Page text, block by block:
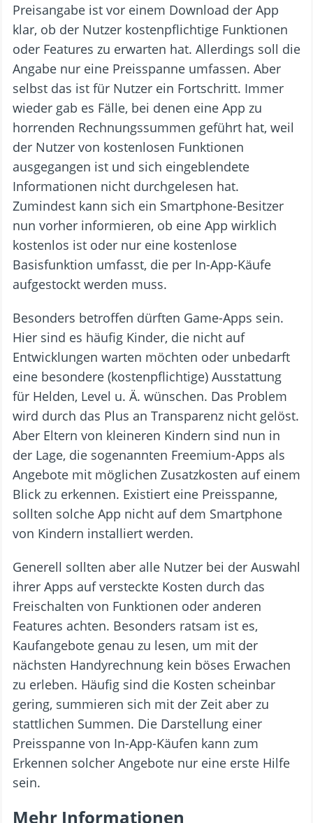
Preisangabe ist vor einem Download der App
klar, ob der Nutzer kostenpflichtige Funktionen
oder Features zu erwarten hat. Allerdings soll die
Angabe nur eine Preisspanne umfassen. Aber
selbst das ist für Nutzer ein Fortschritt. Immer
wieder gab es Fälle, bei denen eine App zu
horrenden Rechnungssummen geführt hat, weil
der Nutzer von kostenlosen Funktionen
ausgegangen ist und sich eingeblendete
Informationen nicht durchgelesen hat.
Zumindest kann sich ein Smartphone-Besitzer
nun vorher informieren, ob eine App wirklich
kostenlos ist oder nur eine kostenlose
Basisfunktion umfasst, die per In-App-Käufe
aufgestockt werden muss.
Besonders betroffen dürften Game-Apps sein.
Hier sind es häufig Kinder, die nicht auf
Entwicklungen warten möchten oder unbedarft
eine besondere (kostenpflichtige) Ausstattung
für Helden, Level u. Ä. wünschen. Das Problem
wird durch das Plus an Transparenz nicht gelöst.
Aber Eltern von kleineren Kindern sind nun in
der Lage, die sogenannten Freemium-Apps als
Angebote mit möglichen Zusatzkosten auf einem
Blick zu erkennen. Existiert eine Preisspanne,
sollten solche App nicht auf dem Smartphone
von Kindern installiert werden.
Generell sollten aber alle Nutzer bei der Auswahl
ihrer Apps auf versteckte Kosten durch das
Freischalten von Funktionen oder anderen
Features achten. Besonders ratsam ist es,
Kaufangebote genau zu lesen, um mit der
nächsten Handyrechnung kein böses Erwachen
zu erleben. Häufig sind die Kosten scheinbar
gering, summieren sich mit der Zeit aber zu
stattlichen Summen. Die Darstellung einer
Preisspanne von In-App-Käufen kann zum
Erkennen solcher Angebote nur eine erste Hilfe
sein.
Mehr Informationen